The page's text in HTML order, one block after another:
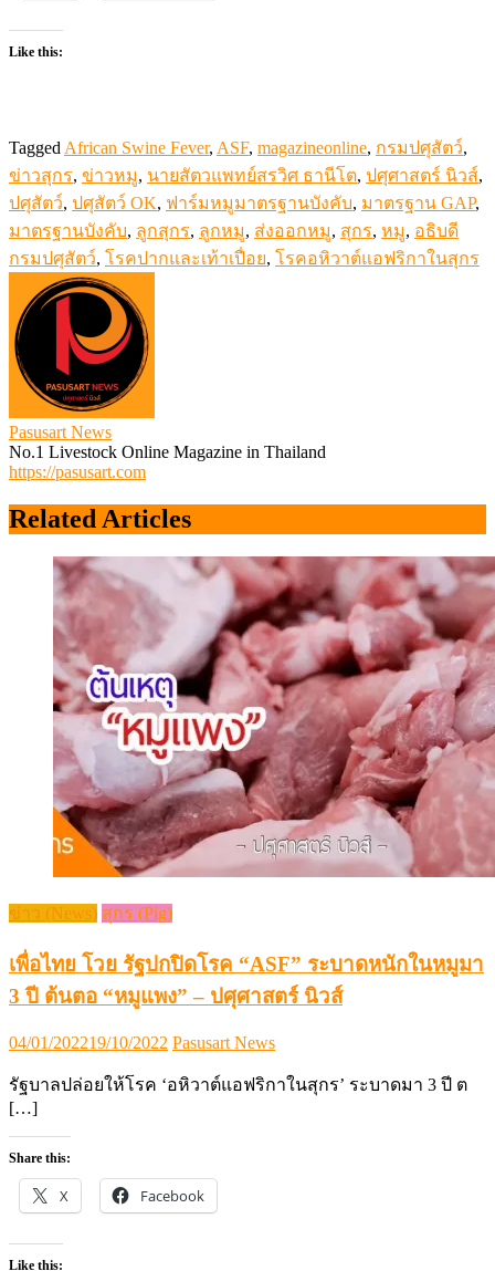
Like this:
Tagged African Swine Fever, ASF, magazineonline, กรมปศุสัตว์,
ข่าวสุกร, ข่าวหมู, นายสัตวแพทย์สรวิศ ธานีโต, ปศุศาสตร์ นิวส์,
ปศุสัตว์, ปศุสัตว์ OK, ฟาร์มหมูมาตรฐานบังคับ, มาตรฐาน GAP,
มาตรฐานบังคับ, ลูกสุกร, ลูกหมู, ส่งออกหมู, สุกร, หมู, อธิบดี
กรมปศุสัตว์, โรคปากและเท้าเปื่อย, โรคอหิวาต์แอฟริกาในสุกร
Pasusart News
No.1 Livestock Online Magazine in Thailand
https://pasusart.com
Related Articles
ข่าว (News) สุกร (Pig)
เพื่อไทย โวย รัฐปกปิดโรค “ASF” ระบาดหนักในหมูมา
3 ปี ต้นตอ “หมูแพง” – ปศุศาสตร์ นิวส์
Posted
04/01/202219/10/2022 Author
Pasusart News
รัฐบาลปล่อยให้โรค ‘อหิวาต์แอฟริกาในสุกร’ ระบาดมา 3 ปี ต
[…]
Share this:
X Facebook
Like this: